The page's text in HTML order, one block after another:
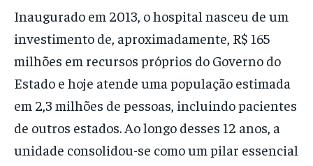
Inaugurado em 2013, o hospital nasceu de um
investimento de, aproximadamente, R$ 165
milhões em recursos próprios do Governo do
Estado e hoje atende uma população estimada
em 2,3 milhões de pessoas, incluindo pacientes
de outros estados. Ao longo desses 12 anos, a
unidade consolidou-se como um pilar essencial